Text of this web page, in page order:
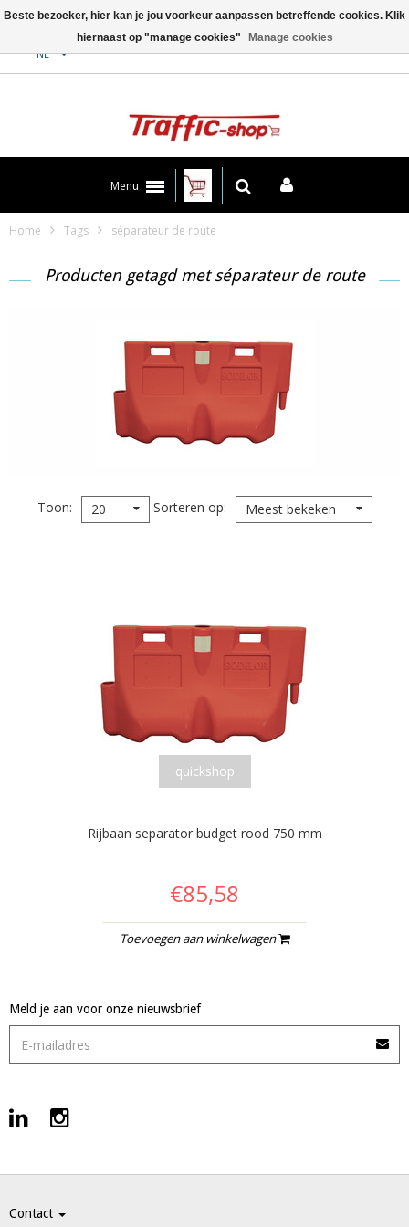
NL
Menu
Home Tags séparateur de route
Producten getagd met séparateur de route
Toon 20 Sorteren op Meest bekeken
quickshop
Rijbaan separator budget rood 750 mm
€85,58
Toevoegen aan winkelwagen
Meld je aan voor onze nieuwsbrief
Contact
Beste bezoeker, hier kan je jou voorkeur aanpassen betreffende cookies. Klik
hiernaast op "manage cookies"
Manage cookies